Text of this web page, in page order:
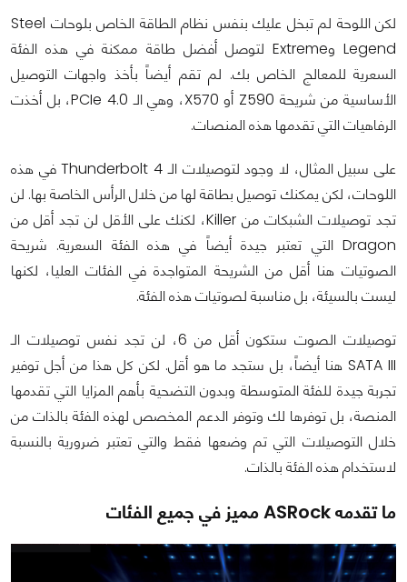
لكن اللوحة لم تبخل عليك بنفس نظام الطاقة الخاص بلوحات Steel
Legend وExtreme لتوصل أفضل طاقة ممكنة في هذه الفئة
السعرية للمعالج الخاص بك. لم تقم أيضاً بأخذ واجهات التوصيل
الأساسية من شريحة Z590 أو X570، وهي الـ PCIe 4.0، بل أخذت
الرفاهيات التي تقدمها هذه المنصات.
على سبيل المثال، لا وجود لتوصيلات الـ Thunderbolt 4 في هذه
اللوحات، لكن يمكنك توصيل بطاقة لها من خلال الرأس الخاصة بها. لن
تجد توصيلات الشبكات من Killer، لكنك على الأقل لن تجد أقل من
Dragon التي تعتبر جيدة أيضاً في هذه الفئة السعرية. شريحة
الصوتيات هنا أقل من الشريحة المتواجدة في الفئات العليا، لكنها
ليست بالسيئة، بل مناسبة لصوتيات هذه الفئة.
توصيلات الصوت ستكون أقل من 6، لن تجد نفس توصيلات الـ
SATA III هنا أيضاً، بل ستجد ما هو أقل. لكن كل هذا من أجل توفير
تجربة جيدة للفئة المتوسطة وبدون التضحية بأهم المزايا التي تقدمها
المنصة، بل توفرها لك وتوفر الدعم المخصص لهذه الفئة بالذات من
خلال التوصيلات التي تم وضعها فقط والتي تعتبر ضرورية بالنسبة
لاستخدام هذه الفئة بالذات.
ما تقدمه ASRock مميز في جميع الفئات